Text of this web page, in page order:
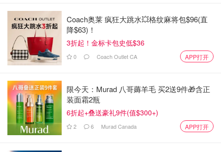
9.54% 的 3 年回报率和季度股息真是太神奇了。
前 3 名持股：
RBC
Enbridge Inc.
2.加拿大股票市场最佳指数基金亚军（共同基金）：
CIB300
Coach奥莱 疯狂大跳水💥格纹麻将包$96(直
降$63)！
3折起！金标卡包史低$36
0 Coach Outlet CA APP打开
限今天：Murad 八哥薅羊毛 买2送9件🎁含正
装面霜2瓶
6折起+叠送豪礼9件(值$300+)
2 6 Murad Canada APP打开